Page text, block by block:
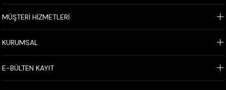
MÜŞTERİ HİZMETLERİ
KURUMSAL
E-BÜLTEN KAYIT